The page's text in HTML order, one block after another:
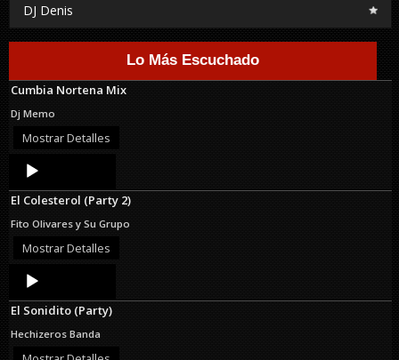
DJ Denis
Lo Más Escuchado
Cumbia Nortena Mix
Dj Memo
Mostrar Detalles
Audio
Player
El Colesterol (Party 2)
Fito Olivares y Su Grupo
Mostrar Detalles
Audio
Player
El Sonidito (Party)
Hechizeros Banda